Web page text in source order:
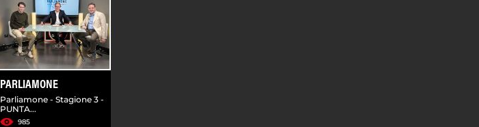
PARLIAMONE
Parliamone - Stagione 3 -
PUNTA...
985